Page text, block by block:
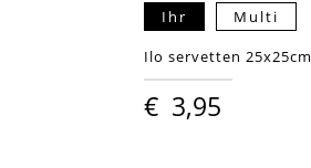
Ihr Multi
Ilo servetten 25x25cm
€ 3,95